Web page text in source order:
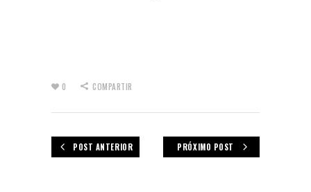
0 COMPARTIR
POST ANTERIOR PRÓXIMO POST